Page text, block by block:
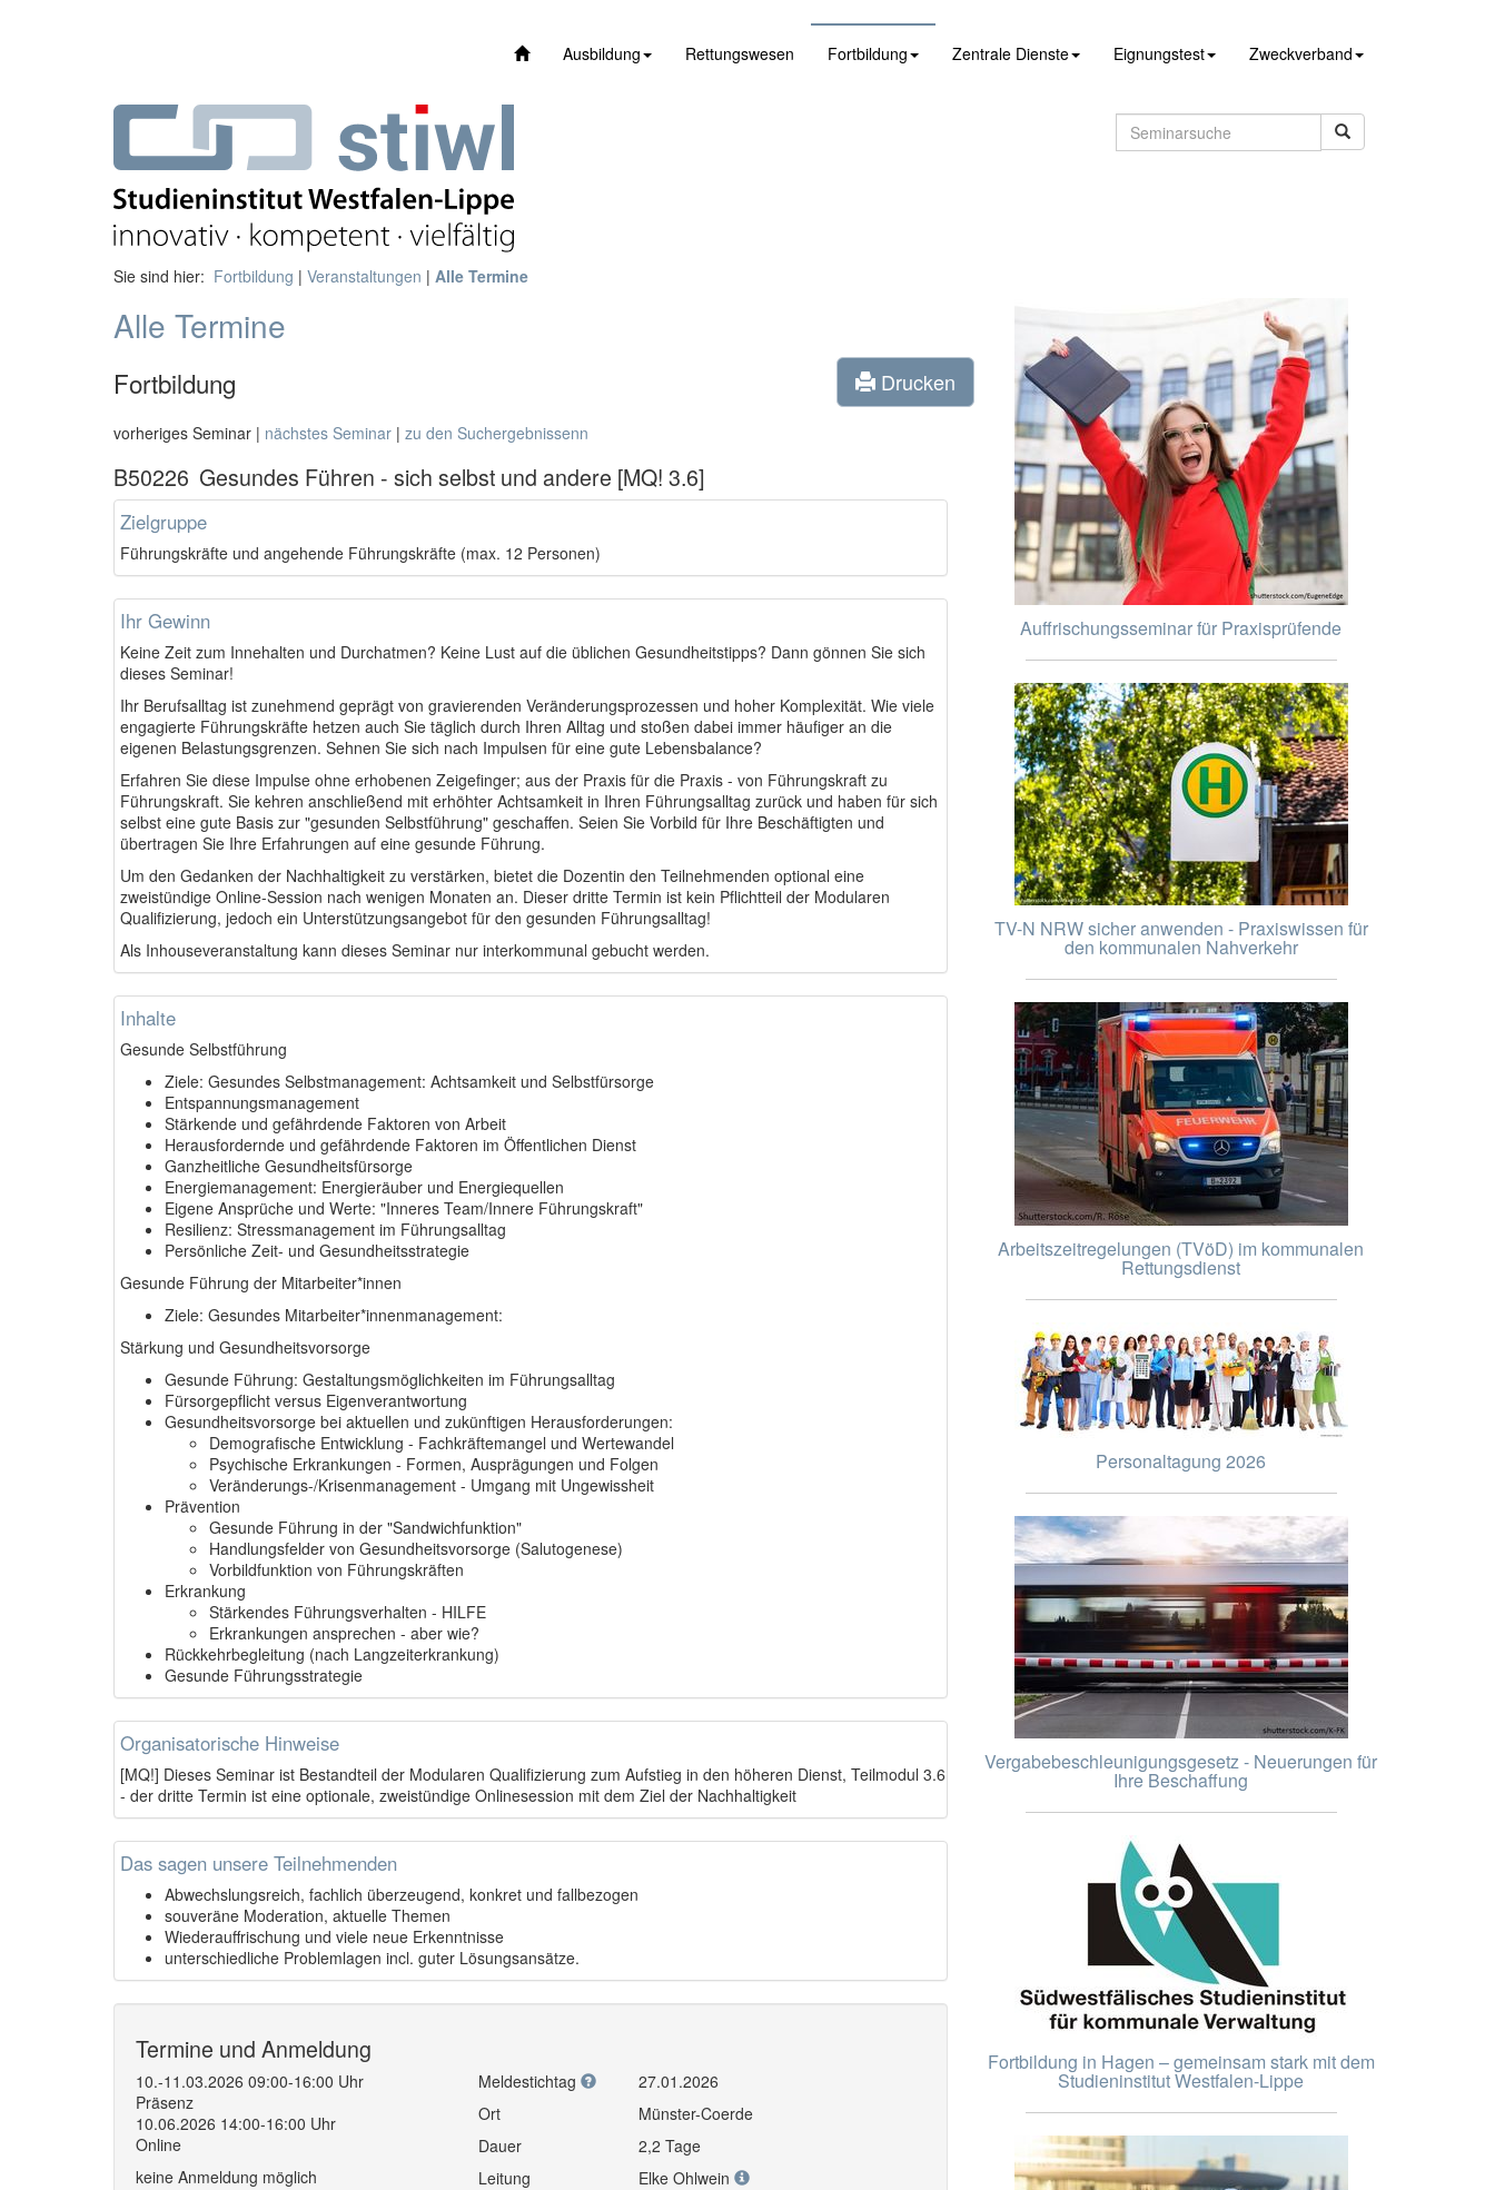
Ausbildung Rettungswesen Fortbildung Zentrale Dienste Eignungstest Zweckverband
Sie sind hier: Fortbildung | Veranstaltungen | Alle Termine
Alle Termine
Fortbildung Drucken
vorheriges Seminar | nächstes Seminar | zu den Suchergebnissenn
B50226 Gesundes Führen - sich selbst und andere [MQ! 3.6]
Zielgruppe
Führungskräfte und angehende Führungskräfte (max. 12 Personen)
Ihr Gewinn
Keine Zeit zum Innehalten und Durchatmen? Keine Lust auf die üblichen Gesundheitstipps? Dann gönnen Sie sich
dieses Seminar!
Ihr Berufsalltag ist zunehmend geprägt von gravierenden Veränderungsprozessen und hoher Komplexität. Wie viele
engagierte Führungskräfte hetzen auch Sie täglich durch Ihren Alltag und stoßen dabei immer häufiger an die
eigenen Belastungsgrenzen. Sehnen Sie sich nach Impulsen für eine gute Lebensbalance?
Erfahren Sie diese Impulse ohne erhobenen Zeigefinger; aus der Praxis für die Praxis - von Führungskraft zu
Führungskraft. Sie kehren anschließend mit erhöhter Achtsamkeit in Ihren Führungsalltag zurück und haben für sich
selbst eine gute Basis zur "gesunden Selbstführung" geschaffen. Seien Sie Vorbild für Ihre Beschäftigten und
übertragen Sie Ihre Erfahrungen auf eine gesunde Führung.
Um den Gedanken der Nachhaltigkeit zu verstärken, bietet die Dozentin den Teilnehmenden optional eine
zweistündige Online-Session nach wenigen Monaten an. Dieser dritte Termin ist kein Pflichtteil der Modularen
Qualifizierung, jedoch ein Unterstützungsangebot für den gesunden Führungsalltag!
Als Inhouseveranstaltung kann dieses Seminar nur interkommunal gebucht werden.
Inhalte
Gesunde Selbstführung
Ziele: Gesundes Selbstmanagement: Achtsamkeit und Selbstfürsorge
Entspannungsmanagement
Stärkende und gefährdende Faktoren von Arbeit
Herausfordernde und gefährdende Faktoren im Öffentlichen Dienst
Ganzheitliche Gesundheitsfürsorge
Energiemanagement: Energieräuber und Energiequellen
Eigene Ansprüche und Werte: "Inneres Team/Innere Führungskraft"
Resilienz: Stressmanagement im Führungsalltag
Persönliche Zeit- und Gesundheitsstrategie
Gesunde Führung der Mitarbeiter*innen
Ziele: Gesundes Mitarbeiter*innenmanagement:
Stärkung und Gesundheitsvorsorge
Gesunde Führung: Gestaltungsmöglichkeiten im Führungsalltag
Fürsorgepflicht versus Eigenverantwortung
Gesundheitsvorsorge bei aktuellen und zukünftigen Herausforderungen:
Demografische Entwicklung - Fachkräftemangel und Wertewandel
Psychische Erkrankungen - Formen, Ausprägungen und Folgen
Veränderungs-/Krisenmanagement - Umgang mit Ungewissheit
Prävention
Gesunde Führung in der "Sandwichfunktion"
Handlungsfelder von Gesundheitsvorsorge (Salutogenese)
Vorbildfunktion von Führungskräften
Erkrankung
Stärkendes Führungsverhalten - HILFE
Erkrankungen ansprechen - aber wie?
Rückkehrbegleitung (nach Langzeiterkrankung)
Gesunde Führungsstrategie
Organisatorische Hinweise
[MQ!] Dieses Seminar ist Bestandteil der Modularen Qualifizierung zum Aufstieg in den höheren Dienst, Teilmodul 3.6
- der dritte Termin ist eine optionale, zweistündige Onlinesession mit dem Ziel der Nachhaltigkeit
Das sagen unsere Teilnehmenden
Abwechslungsreich, fachlich überzeugend, konkret und fallbezogen
souveräne Moderation, aktuelle Themen
Wiederauffrischung und viele neue Erkenntnisse
unterschiedliche Problemlagen incl. guter Lösungsansätze.
Termine und Anmeldung
10.-11.03.2026 09:00-16:00 Uhr
Präsenz
10.06.2026 14:00-16:00 Uhr
Online
keine Anmeldung möglich
Meldestichtag
27.01.2026
Ort
Münster-Coerde
Dauer
2,2 Tage
Leitung
Elke Ohlwein
Auffrischungsseminar für Praxisprüfende
TV-N NRW sicher anwenden - Praxiswissen für
den kommunalen Nahverkehr
Arbeitszeitregelungen (TVöD) im kommunalen
Rettungsdienst
Personaltagung 2026
Vergabebeschleunigungsgesetz - Neuerungen für
Ihre Beschaffung
Fortbildung in Hagen – gemeinsam stark mit dem
Studieninstitut Westfalen-Lippe